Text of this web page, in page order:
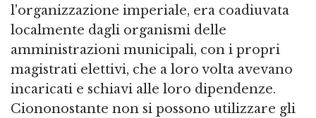
l'organizzazione imperiale, era coadiuvata
localmente dagli organismi delle
amministrazioni municipali, con i propri
magistrati elettivi, che a loro volta avevano
incaricati e schiavi alle loro dipendenze.
Ciononostante non si possono utilizzare gli